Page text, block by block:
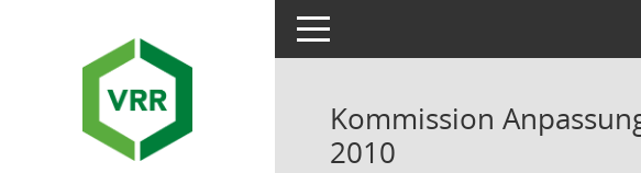
Toggle navigation
Kommission
2010